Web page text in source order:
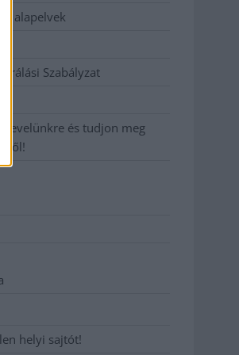
alapelvek
Szabályzat
és tudjon meg
helyi sajtót!